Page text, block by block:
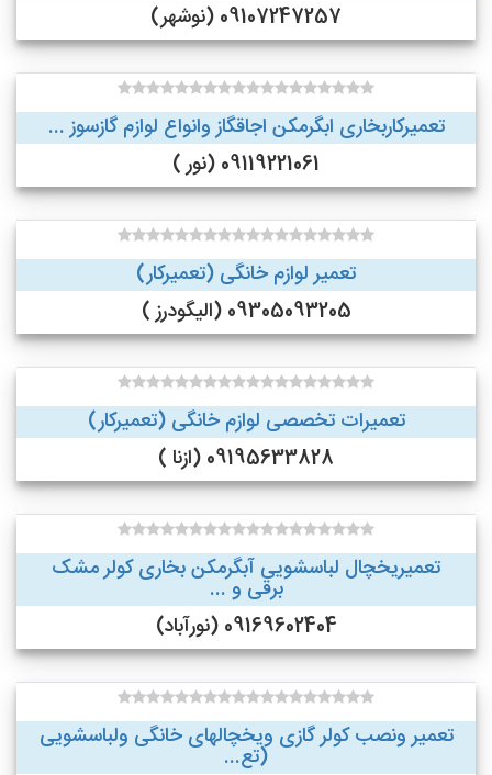
09107247257 (نوشهر)
تعمیرکاربخاری ابگرمکن اجاقگاز وانواع لوازم گازسوز ...
09119221061 (نور )
تعمیر لوازم خانگی (تعمیرکار)
09305093205 (الیگودرز )
تعمیرات تخصصی لوازم خانگی (تعمیرکار)
09195633828 (ازنا )
تعمیریخچال لباسشویی آبگرمکن بخاری کولر مشک
برقی و ...
09169602404 (نورآباد)
تعمیر ونصب کولر گازی ویخچالهای خانگی ولباسشویی
(تع...